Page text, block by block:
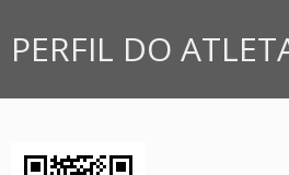
PERFIL DO